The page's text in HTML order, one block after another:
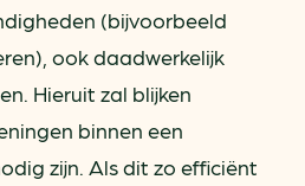
(bijvoorbeeld
ook daadwerkelijk
Hieruit zal blijken
binnen een
zijn. Als dit zo efficiënt